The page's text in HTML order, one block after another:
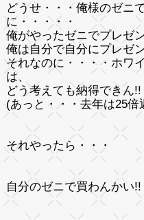
どうせ・・・俺様のゼニ
に・・・・・
俺がやったゼニでプレゼ
俺は自分で自分にプレゼ
それなのに・・・・ホワ
は、
どう考えても納得できん!!
(あっと・・・去年は25
それやったら・・・
自分のゼニで買わんかい